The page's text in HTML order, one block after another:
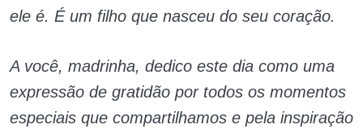
ele é. É um filho que nasceu do seu coração.
A você, madrinha, dedico este dia como uma
expressão de gratidão por todos os momentos
especiais que compartilhamos e pela inspiração